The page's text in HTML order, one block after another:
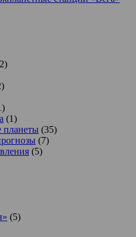
(1)
планеты (35)
(7)
(5)
(5)